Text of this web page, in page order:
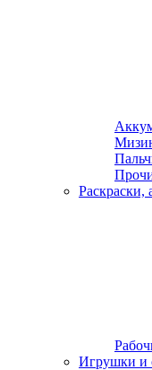
Раскраски,
Игрушки и